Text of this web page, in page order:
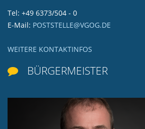
Tel: +49 6373/504 - 0
E-Mail: POSTSTELLE@VGOG.DE
WEITERE KONTAKTINFOS
 BÜRGERMEISTER